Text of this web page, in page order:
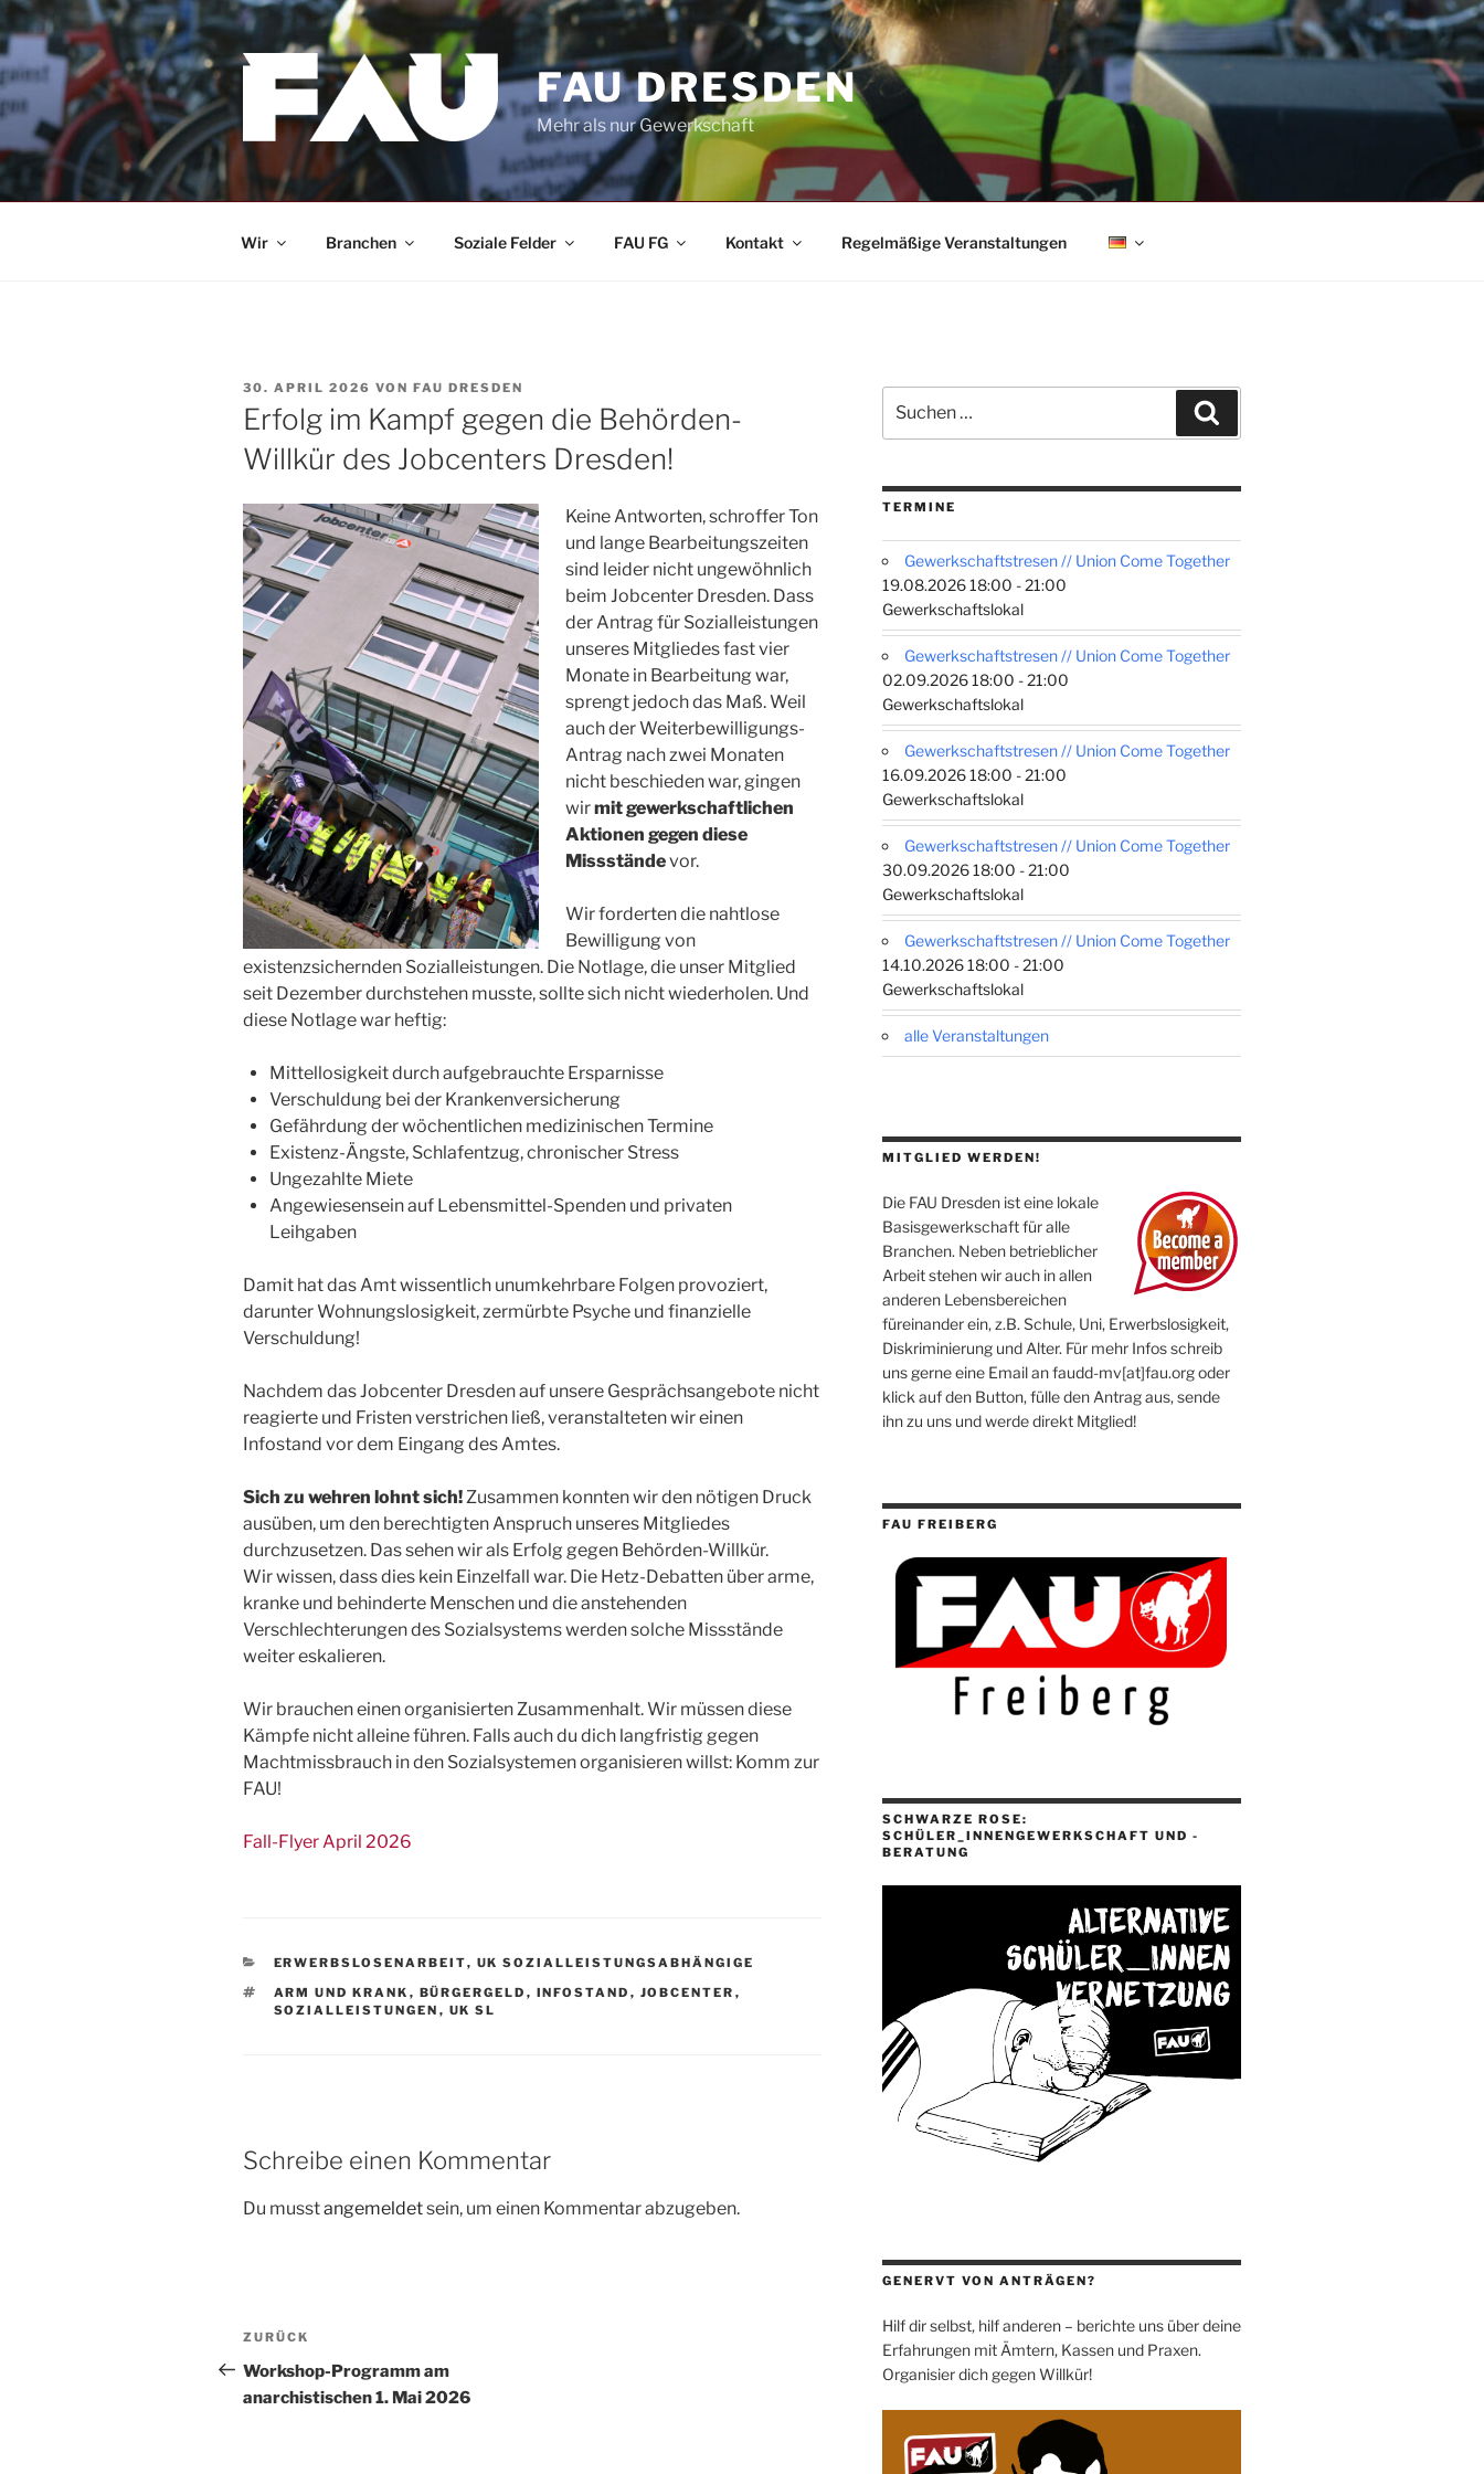
Zum
Inhalt
springen
FAU DRESDEN
Mehr als nur Gewerkschaft
Wir Branchen Soziale Felder FAU FG Kontakt Regelmäßige Veranstaltungen
VERÖFFENTLICHT
AM
30. APRIL 2026 VON FAU DRESDEN
Erfolg im Kampf gegen die Behörden-
Willkür des Jobcenters Dresden!
Keine Antworten, schroffer Ton
und lange Bearbeitungszeiten
sind leider nicht ungewöhnlich
beim Jobcenter Dresden. Dass
der Antrag für Sozialleistungen
unseres Mitgliedes fast vier
Monate in Bearbeitung war,
sprengt jedoch das Maß. Weil
auch der Weiterbewilligungs-
Antrag nach zwei Monaten
nicht beschieden war, gingen
wirmit gewerkschaftlichen
Aktionen gegen diese
Missständevor.
Wir forderten die nahtlose
Bewilligung von
existenzsichernden Sozialleistungen. Die Notlage, die unser Mitglied
seit Dezember durchstehen musste, sollte sich nicht wiederholen. Und
diese Notlage war heftig:
Mittellosigkeit durch aufgebrauchte Ersparnisse
Verschuldung bei der Krankenversicherung
Gefährdung der wöchentlichen medizinischen Termine
Existenz-Ängste, Schlafentzug, chronischer Stress
Ungezahlte Miete
Angewiesensein auf Lebensmittel-Spenden und privaten
Leihgaben
Damit hat das Amt wissentlich unumkehrbare Folgen provoziert,
darunter Wohnungslosigkeit, zermürbte Psyche und finanzielle
Verschuldung!
Nachdem das Jobcenter Dresden auf unsere Gesprächsangebote nicht
reagierte und Fristen verstrichen ließ, veranstalteten wir einen
Infostand vor dem Eingang des Amtes.
Sich zu wehren lohnt sich!Zusammen konnten wir den nötigen Druck
ausüben, um den berechtigten Anspruch unseres Mitgliedes
durchzusetzen. Das sehen wir als Erfolg gegen Behörden-Willkür.
Wir wissen, dass dies kein Einzelfall war. Die Hetz-Debatten über arme,
kranke und behinderte Menschen und die anstehenden
Verschlechterungen des Sozialsystems werden solche Missstände
weiter eskalieren.
Wir brauchen einen organisierten Zusammenhalt. Wir müssen diese
Kämpfe nicht alleine führen. Falls auch du dich langfristig gegen
Machtmissbrauch in den Sozialsystemen organisieren willst: Komm zur
FAU!
Fall-Flyer April 2026
KATEGORIEN
ERWERBSLOSENARBEIT, UK SOZIALLEISTUNGSABHÄNGIGE
SCHLAGWÖRTER
ARM UND KRANK , BÜRGERGELD , INFOSTAND , JOBCENTER ,
SOZIALLEISTUNGEN , UK SL
Schreibe einen Kommentar
Du musstangemeldetsein, um einen Kommentar abzugeben.
Beitragsnavigation
Vorheriger
Beitrag
ZURÜCK
Workshop-Programm am
anarchistischen 1. Mai 2026
nach:
TERMINE
Gewerkschaftstresen // Union Come Together
19.08.2026 18:00 - 21:00
Gewerkschaftslokal
Gewerkschaftstresen // Union Come Together
02.09.2026 18:00 - 21:00
Gewerkschaftslokal
Gewerkschaftstresen // Union Come Together
16.09.2026 18:00 - 21:00
Gewerkschaftslokal
Gewerkschaftstresen // Union Come Together
30.09.2026 18:00 - 21:00
Gewerkschaftslokal
Gewerkschaftstresen // Union Come Together
14.10.2026 18:00 - 21:00
Gewerkschaftslokal
alle Veranstaltungen
MITGLIED WERDEN!
Die FAU Dresden ist eine lokale
Basisgewerkschaft für alle
Branchen. Neben betrieblicher
Arbeit stehen wir auch in allen
anderen Lebensbereichen
füreinander ein, z.B. Schule, Uni, Erwerbslosigkeit,
Diskriminierung und Alter. Für mehr Infos schreib
uns gerne eine Email an faudd-mv[at]fau.org oder
klick auf den Button, fülle den Antrag aus, sende
ihn zu uns und werde direkt Mitglied!
FAU FREIBERG
SCHWARZE ROSE:
SCHÜLER_INNENGEWERKSCHAFT UND -
BERATUNG
GENERVT VON ANTRÄGEN?
Hilf dir selbst, hilf anderen – berichte uns über deine
Erfahrungen mit Ämtern, Kassen und Praxen.
Organisier dich gegen Willkür!